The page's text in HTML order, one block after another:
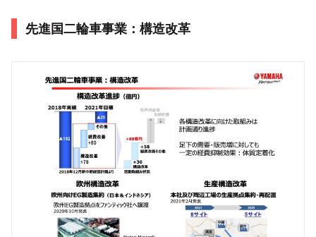
先進国二輪車事業：構造改革